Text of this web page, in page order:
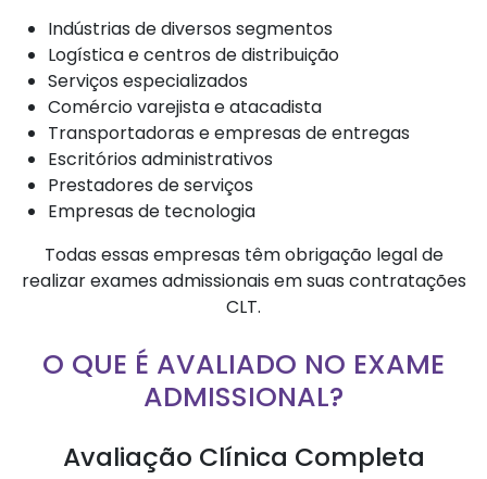
Indústrias de diversos segmentos
Logística e centros de distribuição
Serviços especializados
Comércio varejista e atacadista
Transportadoras e empresas de entregas
Escritórios administrativos
Prestadores de serviços
Empresas de tecnologia
Todas essas empresas têm obrigação legal de
realizar exames admissionais em suas contratações
CLT.
O QUE É AVALIADO NO EXAME
ADMISSIONAL?
Avaliação Clínica Completa